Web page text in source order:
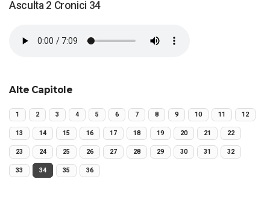
Asculta 2 Cronici 34
Alte Capitole
1 2 3 4 5 6 7 8 9 10 11 12
13 14 15 16 17 18 19 20 21 22
23 24 25 26 27 28 29 30 31 32
33 34 35 36